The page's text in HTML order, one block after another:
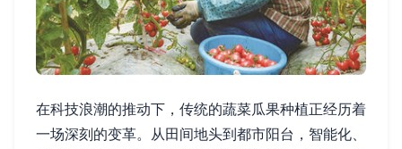
在科技浪潮的推动下，传统的蔬菜瓜果种植正经历着
一场深刻的变革。从田间地头到都市阳台，智能化、